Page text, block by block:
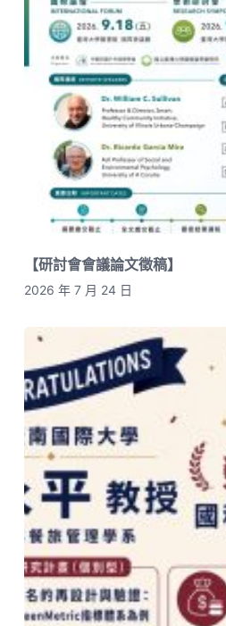
【研討會會議論文徵稿】
2026 年 7 月 24 日